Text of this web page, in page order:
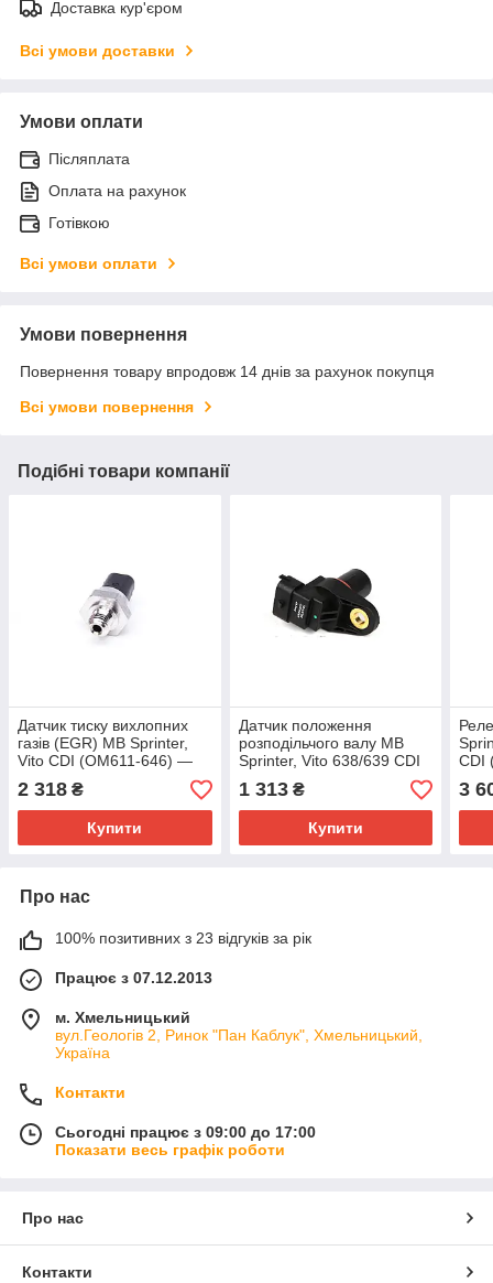
Доставка кур'єром
Всі умови доставки
Умови оплати
Післяплата
Оплата на рахунок
Готівкою
Всі умови оплати
Умови повернення
Повернення товару впродовж 14 днів за рахунок покупця
Всі умови повернення
Подібні товари компанії
Датчик тиску вихлопних
газів (EGR) MB Sprinter,
Vito CDI (OM611-646) —
Trucktec (Німеччина) —
02.17.080
2 318 ₴
Купити
Датчик положення
розподільчого валу MB
Sprinter, Vito 638/639 CDI
(OM611/612/646) —
Trucktec (Німеччина) —
02.17.039
1 313₴
Купити
CDI
3
Про нас
100% позитивних з 23 відгуків за рік
Працює з 07.12.2013
м. Хмельницький
вул.Геологів 2, Ринок "Пан Каблук", Хмельницький,
Україна
Контакти
Сьогодні працює з 09:00 до 17:00
Показати весь графік роботи
Про нас
Контакти